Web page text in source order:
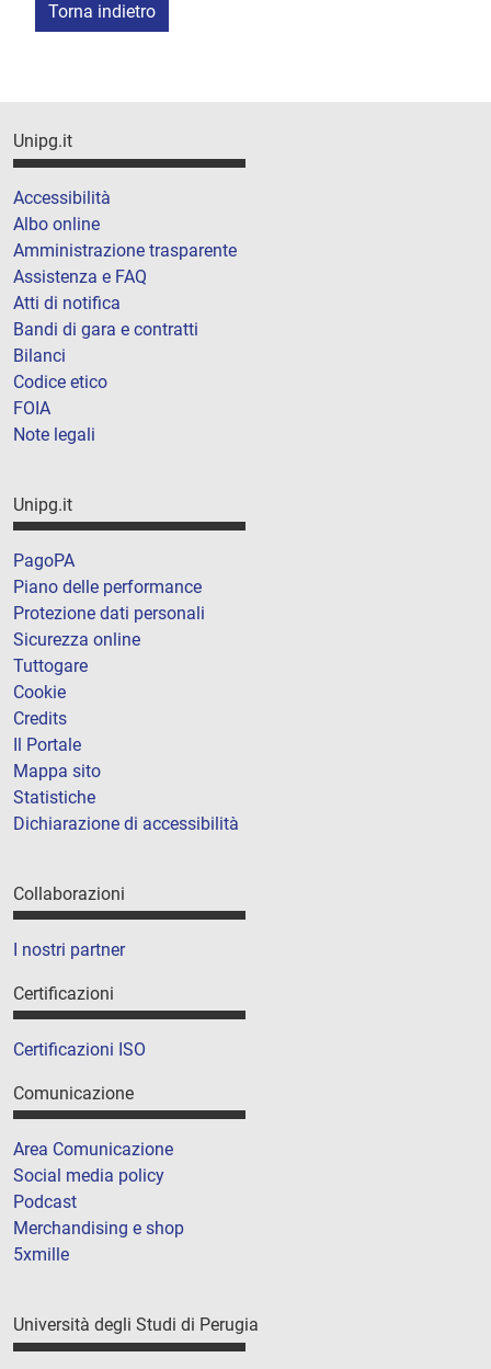
Torna indietro
Unipg.it
Accessibilità
Albo online
Amministrazione trasparente
Assistenza e FAQ
Atti di notifica
Bandi di gara e contratti
Bilanci
Codice etico
FOIA
Note legali
Unipg.it
PagoPA
Piano delle performance
Protezione dati personali
Sicurezza online
Tuttogare
Cookie
Credits
Il Portale
Mappa sito
Statistiche
Dichiarazione di accessibilità
Collaborazioni
I nostri partner
Certificazioni
Certificazioni ISO
Comunicazione
Area Comunicazione
Social media policy
Podcast
Merchandising e shop
5xmille
Università degli Studi di Perugia